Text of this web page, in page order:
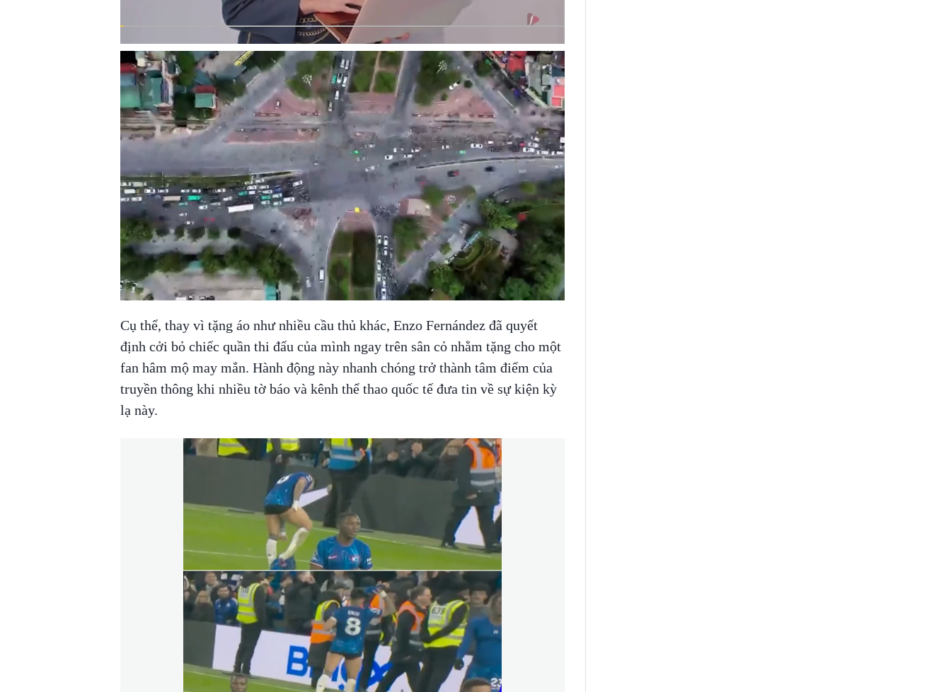
Cụ thể, thay vì tặng áo như nhiều cầu thủ khác, Enzo Fernández đã quyết
định cởi bỏ chiếc quần thi đấu của mình ngay trên sân cỏ nhằm tặng cho một
fan hâm mộ may mắn. Hành động này nhanh chóng trở thành tâm điểm của
truyền thông khi nhiều tờ báo và kênh thể thao quốc tế đưa tin về sự kiện kỳ
lạ này.